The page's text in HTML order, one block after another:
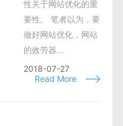
性关于网站优化的重
要性。 笔者以为，要
做好网站优化，网站
的效劳器...
2018-07-27
Read More